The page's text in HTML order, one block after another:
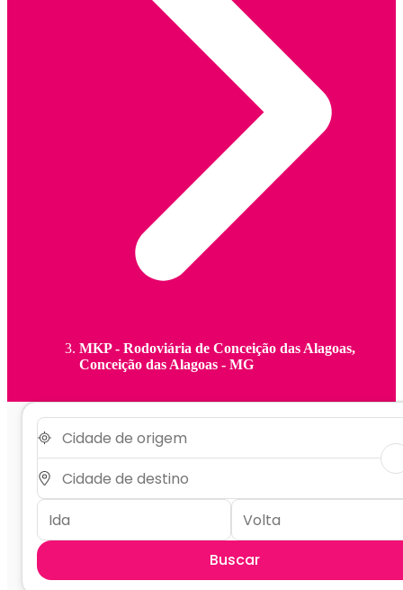
MKP - Rodoviária de Conceição das Alagoas,
Conceição das Alagoas - MG
Buscar